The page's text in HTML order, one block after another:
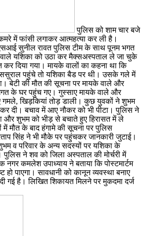
पुलिस को शाम चार बजे
में फांसी लगाकर आत्महत्या कर ली है।
सुनील रावत पुलिस टीम के साथ पूनम भगत
यशिका को उठा कर मैक्सअस्पताल ले जा चुके
कर दिया गया। मायके वालों का कहना था कि
ससुराल पहुंचे तो यशिका बैड पर थी। उसके गले में
बेटी की मौत की सूचना पर मायके वाले और
के घर पहुंच गए। गुस्साए मायके वाले और
गमले, खिड़कियां तोड़ डाली। कुछ युवकों ने शुभम
दी। बचाव में आए नौकर को भी पीटा। पुलिस ने
और शुभम को भीड़ से बचाते हुए हिरासत में ले
में मौत के बाद हंगामे की सूचना पर पुलिस
सिंह ने भी मौके पर पहुंचकर जानकारी जुटाई।
व परिवार के अन्य सदस्यों पर यशिका के
पुलिस ने शव को जिला अस्पताल की मोर्चरी में
नगर कमलेश उपाध्याय ने बताया कि पोस्टमार्टम
हो पाएगा। सावधानी को कानून व्यवस्था बनाए
गई है। लिखित शिकायत मिलने पर मुकदमा दर्ज